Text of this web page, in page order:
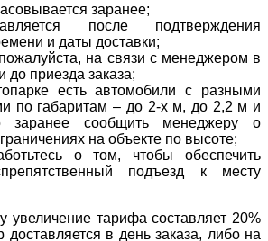
заранее;
после подтверждения
и даты доставки;
на связи с менеджером в
до приезда заказа;
есть автомобили с разными
по габаритам – до 2-х м, до 2,2 м и
заранее сообщить менеджеру о
на объекте по высоте;
о том, чтобы обеспечить
подъезд к месту
увеличение тарифа составляет 20%
доставляется в день заказа, либо на